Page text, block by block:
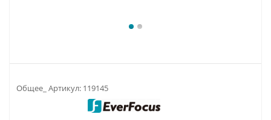
Общее_ Артикул: 119145